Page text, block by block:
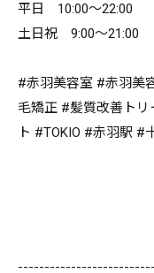
平日 10:00～22:00
土日祝 9:00～21:00
#赤羽美容室 #赤羽美
毛矯正 #髪質改善ト
ト #TOKIO #赤羽駅